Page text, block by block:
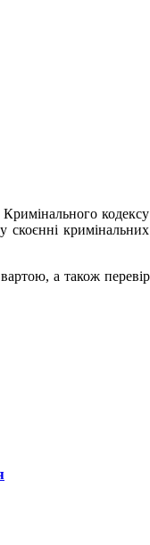
Кримінального
а також